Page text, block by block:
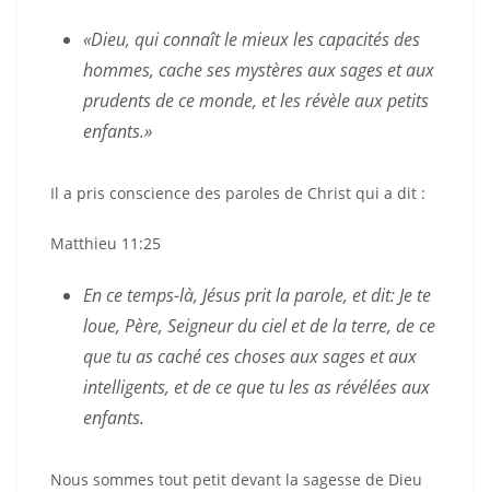
«Dieu, qui connaît le mieux les capacités des
hommes, cache ses mystères aux sages et aux
prudents de ce monde, et les révèle aux petits
enfants.»
Il a pris conscience des paroles de Christ qui a dit :
Matthieu 11:25
En ce temps-là, Jésus prit la parole, et dit: Je te
loue, Père, Seigneur du ciel et de la terre, de ce
que tu as caché ces choses aux sages et aux
intelligents, et de ce que tu les as révélées aux
enfants.
Nous sommes tout petit devant la sagesse de Dieu